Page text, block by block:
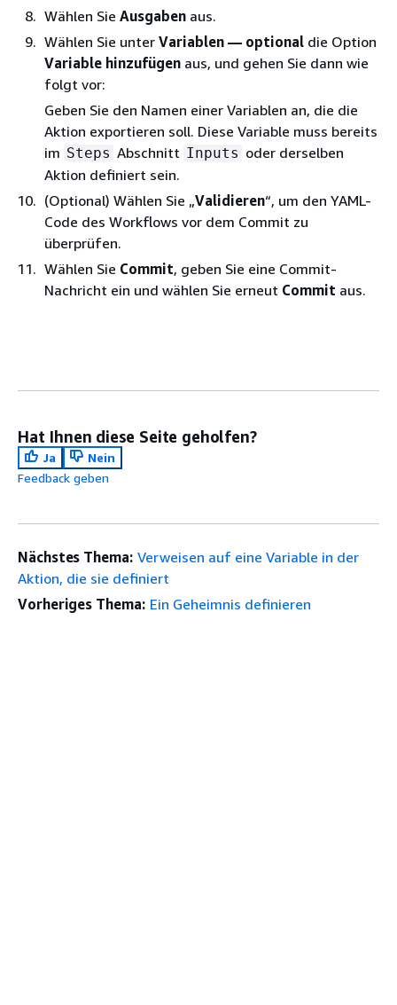
Wählen Sie Ausgaben aus.
Wählen Sie unter Variablen — optional die Option
Variable hinzufügen aus, und gehen Sie dann wie
folgt vor:
Geben Sie den Namen einer Variablen an, die die
Aktion exportieren soll. Diese Variable muss bereits
im Steps Abschnitt Inputs oder derselben
Aktion definiert sein.
(Optional) Wählen Sie „Validieren“, um den YAML-
Code des Workflows vor dem Commit zu
überprüfen.
Wählen Sie Commit, geben Sie eine Commit-
Nachricht ein und wählen Sie erneut Commit aus.
Hat Ihnen diese Seite geholfen?
Ja
Nein
Feedback geben
Nächstes Thema: Verweisen auf eine Variable in der
Aktion, die sie definiert
Vorheriges Thema: Ein Geheimnis definieren